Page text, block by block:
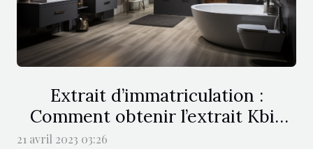
Extrait d’immatriculation :
Comment obtenir l’extrait Kbis
pour votre entreprise ?
21 avril 2023 03:26